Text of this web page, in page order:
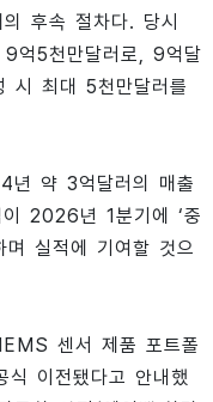
후속 절차다. 당시
억5천만달러로, 9억달
시 최대 5천만달러를
약 3억달러의 매출
2026년 1분기에 ‘중
며 실적에 기여할 것으
센서 제품 포트폴
이전됐다고 안내했